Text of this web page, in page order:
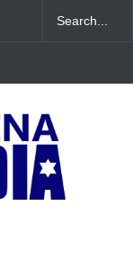
víctimas de un ataque
creciente hostilidad
Europa